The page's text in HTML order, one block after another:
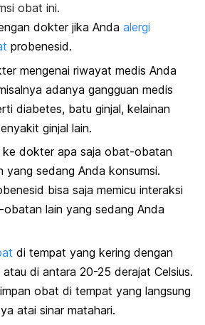
obat ini.
dokter jika Anda alergi
probenesid.
mengenai riwayat medis Anda
adanya gangguan medis
diabetes, batu ginjal, kelainan
ginjal lain.
ke dokter apa saja obat-obatan
yang sedang Anda konsumsi.
bisa saja memicu interaksi
lain yang sedang Anda
di tempat yang kering dengan
atau di antara 20-25 derajat Celsius.
obat di tempat yang langsung
atai sinar matahari.